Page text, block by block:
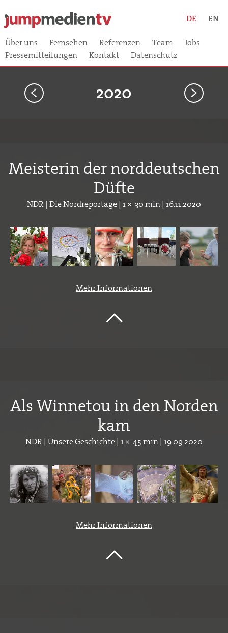
Über uns Fernsehen Referenzen Team
Jobs
Pressemitteilungen
Kontakt Datenschutz
DE EN
< 2020 >
Meisterin der norddeutschen
Düfte
NDR | Die Nordreportage | 1 × 30 min | 16.11.2020
Mehr Informationen
Als Winnetou in den Norden
kam
NDR | Unsere Geschichte | 1 × 45 min | 19.09.2020
Mehr Informationen